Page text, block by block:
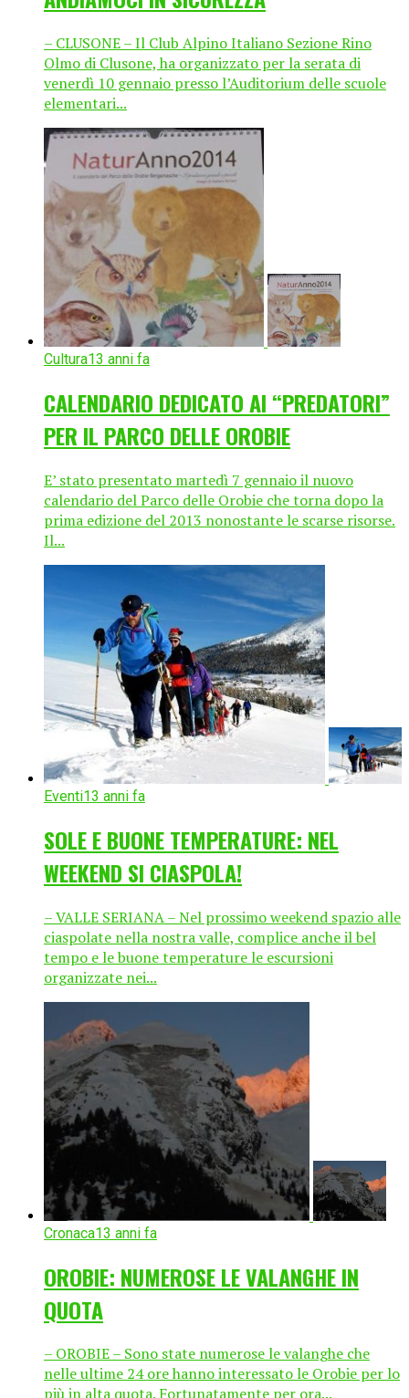
– CLUSONE – Il Club Alpino Italiano Sezione Rino
Olmo di Clusone, ha organizzato per la serata di
venerdì 10 gennaio presso l’Auditorium delle scuole
elementari...
Cultura13 anni fa
CALENDARIO DEDICATO AI “PREDATORI”
PER IL PARCO DELLE OROBIE
E’ stato presentato martedì 7 gennaio il nuovo
calendario del Parco delle Orobie che torna dopo la
prima edizione del 2013 nonostante le scarse risorse.
Il...
Eventi13 anni fa
SOLE E BUONE TEMPERATURE: NEL
WEEKEND SI CIASPOLA!
– VALLE SERIANA – Nel prossimo weekend spazio alle
ciaspolate nella nostra valle, complice anche il bel
tempo e le buone temperature le escursioni
organizzate nei...
Cronaca13 anni fa
OROBIE: NUMEROSE LE VALANGHE IN
QUOTA
– OROBIE – Sono state numerose le valanghe che
nelle ultime 24 ore hanno interessato le Orobie per lo
più in alta quota. Fortunatamente per ora...